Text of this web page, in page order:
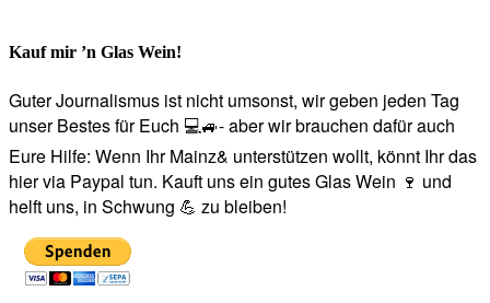
Kauf mir ’n Glas Wein!
Guter Journalismus ist nicht umsonst, wir geben jeden Tag
unser Bestes für Euch 💻🚙- aber wir brauchen dafür auch
Eure Hilfe: Wenn Ihr Mainz& unterstützen wollt, könnt Ihr das
hier via Paypal tun. Kauft uns ein gutes Glas Wein 🍷 und
helft uns, in Schwung 💪 zu bleiben!